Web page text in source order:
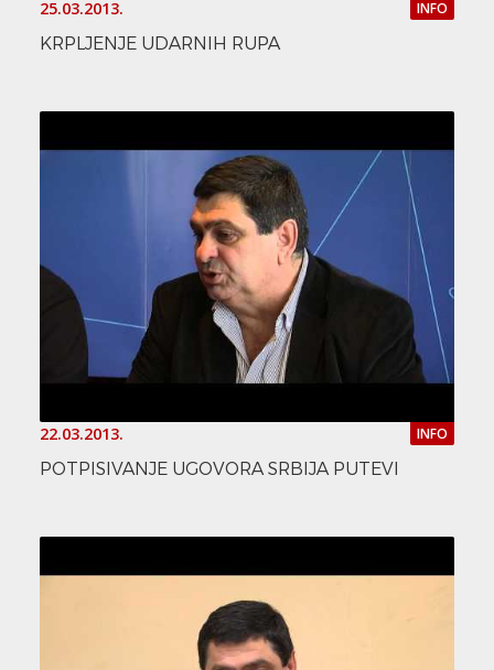
25.03.2013. INFO
KRPLJENJE UDARNIH RUPA
22.03.2013. INFO
POTPISIVANJE UGOVORA SRBIJA PUTEVI